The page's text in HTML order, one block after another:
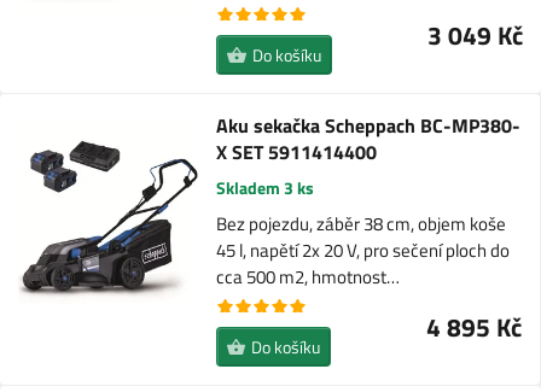
3 049 Kč
Do košíku
Aku sekačka Scheppach BC-MP380-
X SET 5911414400
Skladem 3 ks
Bez pojezdu, záběr 38 cm, objem koše
45 l, napětí 2x 20 V, pro sečení ploch do
cca 500 m2, hmotnost…
4 895 Kč
Do košíku